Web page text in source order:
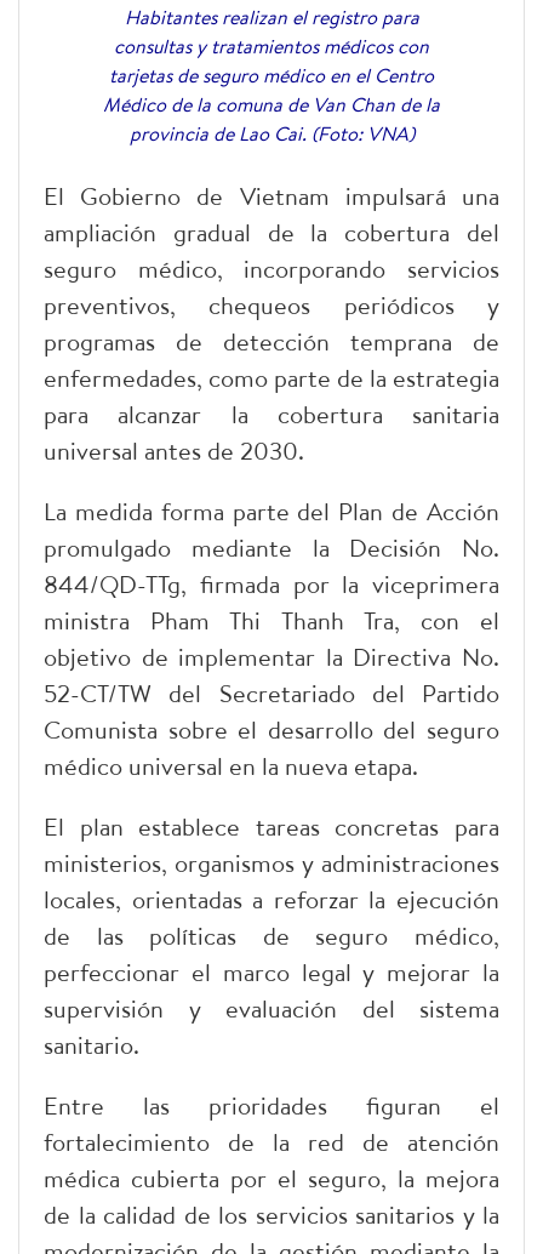
Habitantes realizan el registro para
consultas y tratamientos médicos con
tarjetas de seguro médico en el Centro
Médico de la comuna de Van Chan de la
provincia de Lao Cai. (Foto: VNA)
El Gobierno de Vietnam impulsará una
ampliación gradual de la cobertura del
seguro médico, incorporando servicios
preventivos, chequeos periódicos y
programas de detección temprana de
enfermedades, como parte de la estrategia
para alcanzar la cobertura sanitaria
universal antes de 2030.
La medida forma parte del Plan de Acción
promulgado mediante la Decisión No.
844/QD-TTg, firmada por la viceprimera
ministra Pham Thi Thanh Tra, con el
objetivo de implementar la Directiva No.
52-CT/TW del Secretariado del Partido
Comunista sobre el desarrollo del seguro
médico universal en la nueva etapa.
El plan establece tareas concretas para
ministerios, organismos y administraciones
locales, orientadas a reforzar la ejecución
de las políticas de seguro médico,
perfeccionar el marco legal y mejorar la
supervisión y evaluación del sistema
sanitario.
Entre las prioridades figuran el
fortalecimiento de la red de atención
médica cubierta por el seguro, la mejora
de la calidad de los servicios sanitarios y la